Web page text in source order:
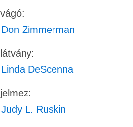
vágó:
Don Zimmerman
látvány:
Linda DeScenna
jelmez:
Judy L. Ruskin